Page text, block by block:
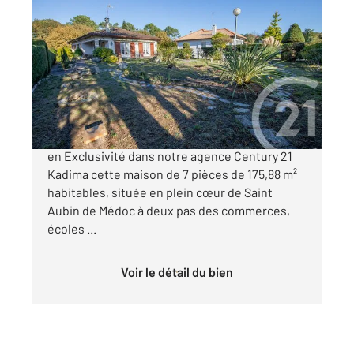
ST AUBIN DE MEDOC 33
175,88 m2 , 7 pièces
Ref : 7580
Maison à vendre
410 000 €
Saint Aubin de Médoc - Centre Venez découvrir
en Exclusivité dans notre agence Century 21
Kadima cette maison de 7 pièces de 175,88 m²
habitables, située en plein cœur de Saint
Aubin de Médoc à deux pas des commerces,
écoles ...
Voir le détail du bien